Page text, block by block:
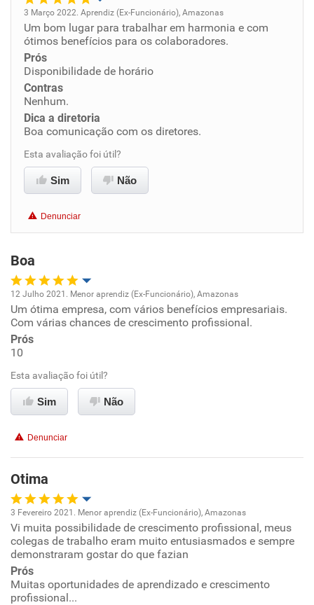
Oportunidade de promoção
Ambiente de trabalho
Conciliação com a vida familiar
Benefícios
Recomenda esta empresa
Recomenda a diretoria
3 Março 2022. Aprendiz (Ex-Funcionário), Amazonas
Um bom lugar para trabalhar em harmonia e com
ótimos benefícios para os colaboradores.
Prós
Disponibilidade de horário
Contras
Nenhum.
Dica a diretoria
Boa comunicação com os diretores.
Esta avaliação foi útil?
Sim Não
Denunciar
Boa
Oportunidade de promoção
Ambiente de trabalho
Conciliação com a vida familiar
Benefícios
12 Julho 2021. Menor aprendiz (Ex-Funcionário), Amazonas
Um ótima empresa, com vários benefícios empresariais.
Com várias chances de crescimento profissional.
Prós
10
Esta avaliação foi útil?
Sim Não
Denunciar
Otima
Oportunidade de promoção
Ambiente de trabalho
Conciliação com a vida familiar
3 Fevereiro 2021. Menor aprendiz (Ex-Funcionário), Amazonas
Vi muita possibilidade de crescimento profissional, meus
colegas de trabalho eram muito entusiasmados e sempre
demonstraram gostar do que fazian
Prós
Muitas oportunidades de aprendizado e crescimento
profissional...